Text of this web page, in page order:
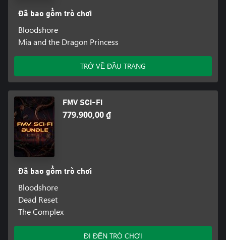
Đã bao gồm trò chơi
Bloodshore
Mia and the Dragon Princess
TRỞ VỀ ĐẦU TRANG
FMV SCI-FI
779.900,00 ₫
Đã bao gồm trò chơi
Bloodshore
Dead Reset
The Complex
ĐI ĐẾN TRÒ CHƠI